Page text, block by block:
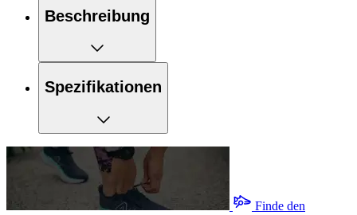
Beschreibung
Spezifikationen
Finde den